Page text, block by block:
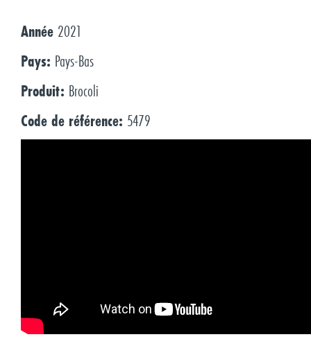
Année 2021
Pays: Pays-Bas
Produit: Brocoli
Code de référence: 5479